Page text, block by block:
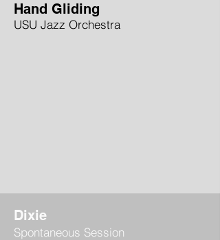
Hand Gliding
USU Jazz Orchestra
Dixie
Spontaneous Session